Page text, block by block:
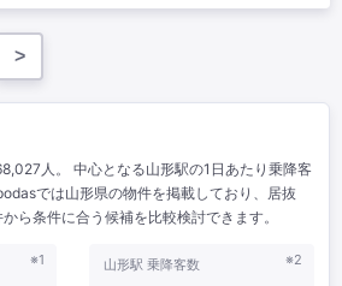
>
人。 中心となる山形駅の1日あたり乗降客
では山形県の物件を掲載しており、居抜
ら条件に合う候補を比較検討できます。
※1 ※2
山形駅 乗降客数